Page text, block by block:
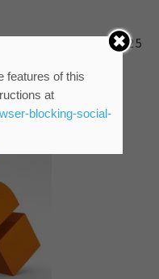
КОРИСНИКА 2025
features of this
at
blocking-social-